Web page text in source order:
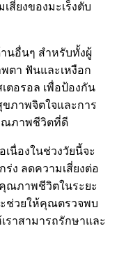
สี่ยงของมะเร็งตับ
นอื่นๆ สำหรับทั้งผู้
ตา ฟันและเหงือก
ตอรอล เพื่อป้องกัน
ภาพจิตใจและการ
ณภาพชีวิตที่ดี
นื่องในช่วงวัยนี้จะ
ง ลดความเสี่ยงต่อ
ณภาพชีวิตในระยะ
ะช่วยให้คุณตรวจพบ
ราสามารถรักษาและ